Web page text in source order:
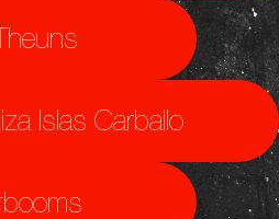
Islas Carballo